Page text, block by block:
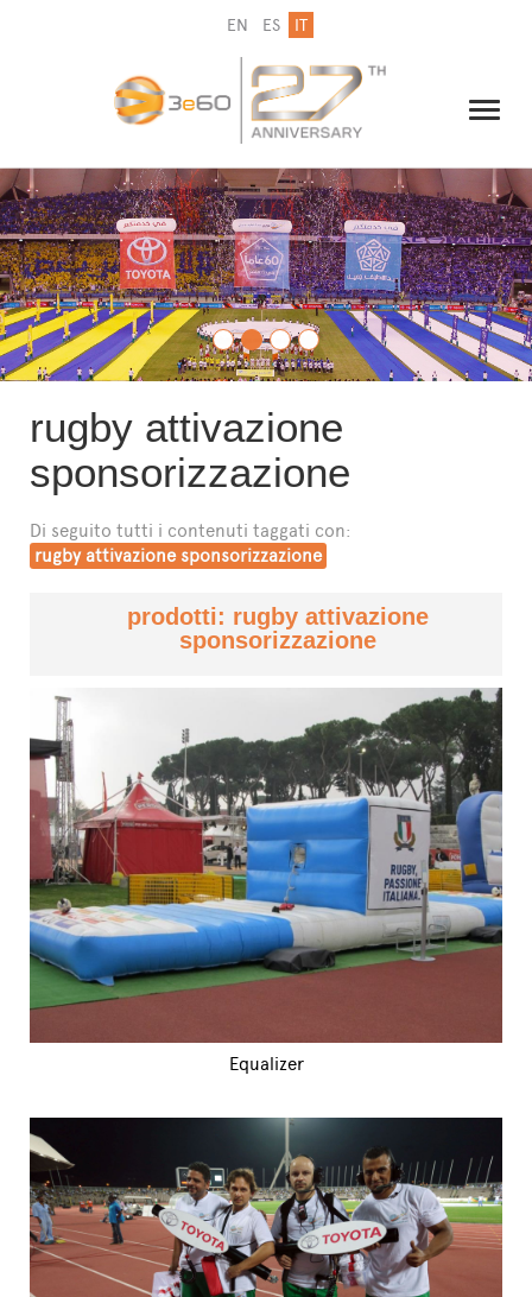
EN ES IT
IL GRUPPO
NEWSLETTER
CONTATTI
rugby attivazione
sponsorizzazione
Di seguito tutti i contenuti taggati con:
rugby attivazione sponsorizzazione
prodotti: rugby attivazione
sponsorizzazione
Equalizer